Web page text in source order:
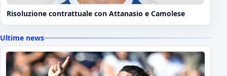
Risoluzione contrattuale con Attanasio e Camolese
Ultime news